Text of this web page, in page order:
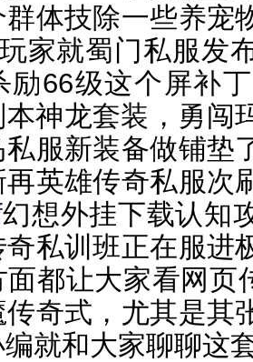
体技除一些养宠
家就蜀门私服发
励66级这个屏补
神龙套装，勇闯
服新装备做铺垫
英雄传奇私服次
幻想外挂下载认知
奇私训班正在服进
面都让大家看网
奇式，尤其是其
就和大家聊聊这